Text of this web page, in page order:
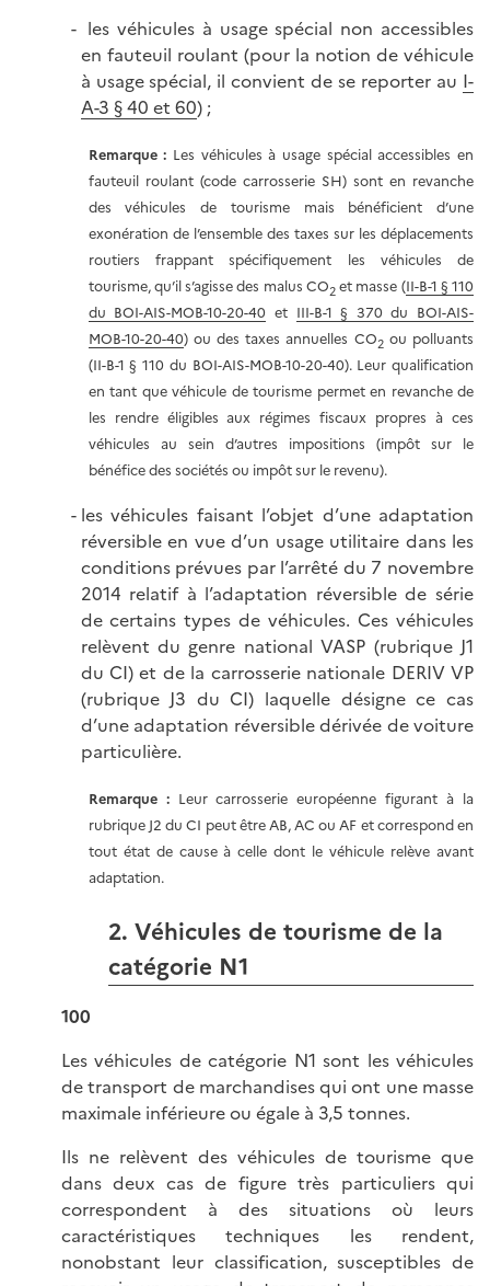
les véhicules à usage spécial non accessibles
en fauteuil roulant (pour la notion de véhicule
à usage spécial, il convient de se reporter au I-
A-3 § 40 et 60) ;
Remarque : Les véhicules à usage spécial accessibles en
fauteuil roulant (code carrosserie SH) sont en revanche
des véhicules de tourisme mais bénéficient d’une
exonération de l’ensemble des taxes sur les déplacements
routiers frappant spécifiquement les véhicules de
tourisme, qu’il s’agisse des malus CO2et masse (II-B-1 § 110
du BOI-AIS-MOB-10-20-40 et III-B-1 § 370 du BOI-AIS-
MOB-10-20-40) ou des taxes annuelles CO2ou polluants
(II-B-1 § 110 du BOI-AIS-MOB-10-20-40). Leur qualification
en tant que véhicule de tourisme permet en revanche de
les rendre éligibles aux régimes fiscaux propres à ces
véhicules au sein d’autres impositions (impôt sur le
bénéfice des sociétés ou impôt sur le revenu).
les véhicules faisant l’objet d’une adaptation
réversible en vue d’un usage utilitaire dans les
conditions prévues par l’arrêté du 7 novembre
2014 relatif à l’adaptation réversible de série
de certains types de véhicules. Ces véhicules
relèvent du genre national VASP (rubrique J1
du CI) et de la carrosserie nationale DERIV VP
(rubrique J3 du CI) laquelle désigne ce cas
d’une adaptation réversible dérivée de voiture
particulière.
Remarque :Leur carrosserie européenne figurant à la
rubrique J2 du CI peut être AB, AC ou AF et correspond en
tout état de cause à celle dont le véhicule relève avant
adaptation.
2. Véhicules de tourisme de la
catégorie N1
100
Les véhicules de catégorie N1 sont les véhicules
de transport de marchandises qui ont une masse
maximale inférieure ou égale à 3,5 tonnes.
Ils ne relèvent des véhicules de tourisme que
dans deux cas de figure très particuliers qui
correspondent à des situations où leurs
caractéristiques techniques les rendent,
nonobstant leur classification, susceptibles de